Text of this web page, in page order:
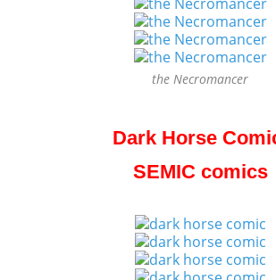
the Necromancer
Dark Horse
SEMIC comics